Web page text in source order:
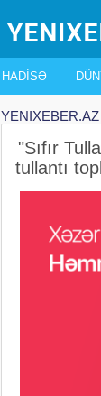
HADISƏ
YENIXEBER.AZ
"Sıfır
tullantı